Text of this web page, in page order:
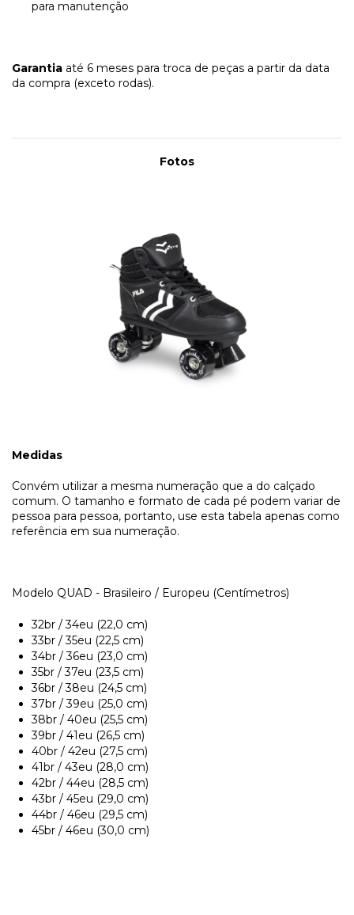
para manutenção
Garantia até 6 meses para troca de peças a partir da data
da compra (exceto rodas).
Fotos
Medidas
Convém utilizar a mesma numeração que a do calçado
comum. O tamanho e formato de cada pé podem variar de
pessoa para pessoa, portanto, use esta tabela apenas como
referência em sua numeração.
Modelo QUAD - Brasileiro / Europeu (Centímetros)
32br / 34eu (22,0 cm)
33br / 35eu (22,5 cm)
34br / 36eu (23,0 cm)
35br / 37eu (23,5 cm)
36br / 38eu (24,5 cm)
37br / 39eu (25,0 cm)
38br / 40eu (25,5 cm)
39br / 41eu (26,5 cm)
40br / 42eu (27,5 cm)
41br / 43eu (28,0 cm)
42br / 44eu (28,5 cm)
43br / 45eu (29,0 cm)
44br / 46eu (29,5 cm)
45br / 46eu (30,0 cm)